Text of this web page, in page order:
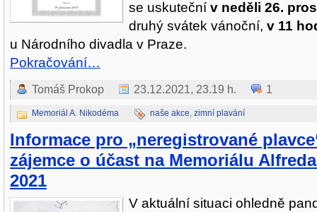
se uskuteční v neděli 26.
druhý svátek vánoční, v 11
u Národního divadla v Praze.
Pokračování…
Tomáš Prokop 23.12.2021, 23.19 h. 1
Memoriál A. Nikodéma naše akce zimní plavání
Informace pro „neregistrované
zájemce o účast na Memoriálu
2021
V aktuální situaci ohledně